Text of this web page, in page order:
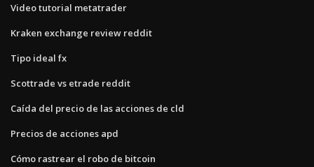
Video tutorial metatrader
Kraken exchange review reddit
Tipo ideal fx
Scottrade vs etrade reddit
Caída del precio de las acciones de cld
Precios de acciones apd
Cómo rastrear el robo de bitcoin